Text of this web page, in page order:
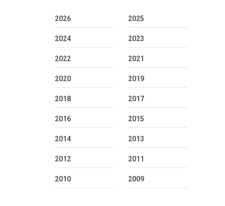
2026 2025
2024 2023
2022 2021
2020 2019
2018 2017
2016 2015
2014 2013
2012 2011
2010 2009